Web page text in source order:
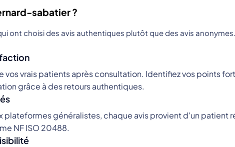
sabatier ?
ont choisi des avis authentiques plutôt que des avis anonymes.
vos vrais patients après consultation. Identifiez vos points
grâce à des retours authentiques.
plateformes généralistes, chaque avis provient d'un patient
NF ISO 20488.